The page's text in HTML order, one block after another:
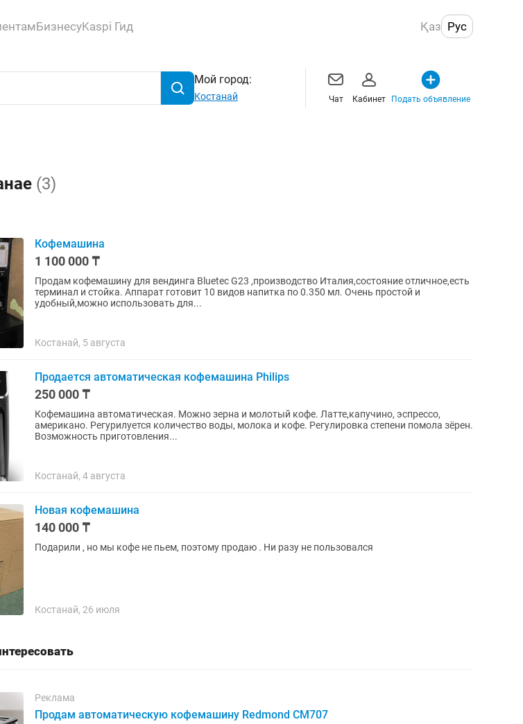
БизнесуKaspi Гид Қаз Рус
Мой город:
Костанай Чат Кабинет Подать объявление
(3)
Кофемашина
1 100 000 ₸
Продам кофемашину для вендинга Bluetec G23 ,производство Италия,состояние отличное,есть
терминал и стойка. Аппарат готовит 10 видов напитка по 0.350 мл. Очень простой и
удобный,можно использовать для...
Костанай, 5 августа
Продается автоматическая кофемашина Philips
250 000 ₸
Кофемашина автоматическая. Можно зерна и молотый кофе. Латте,капучино, эспрессо,
американо. Регурилуется количество воды, молока и кофе. Регулировка степени помола зёрен.
Возможность приготовления...
Костанай, 4 августа
Новая кофемашина
140 000 ₸
Подарили , но мы кофе не пьем, поэтому продаю . Ни разу не пользовался
Костанай, 26 июля
Реклама
Продам автоматическую кофемашину Redmond CM707